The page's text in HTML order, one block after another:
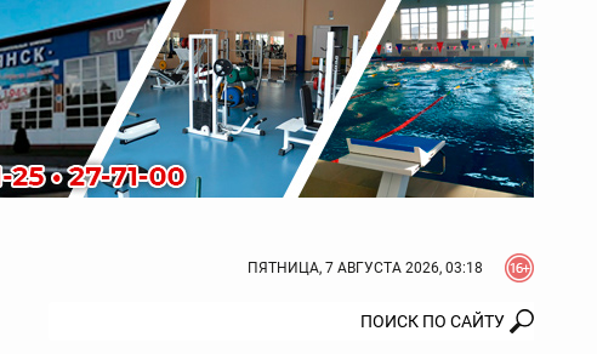
ПЯТНИЦА, 7 АВГУСТА 2026, 03:18